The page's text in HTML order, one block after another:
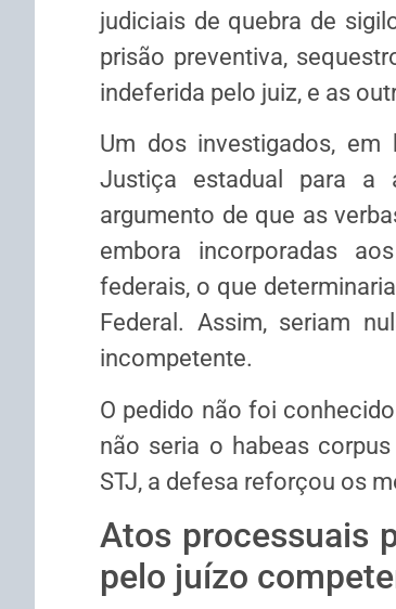
judiciais de quebra de
prisão preventiva,
indeferida pelo juiz, e as
Um dos investigados, em
Justiça estadual para a
argumento de que as
embora incorporadas
federais, o que
Federal. Assim, seriam
incompetente.
O pedido não foi
não seria o habeas corpus
STJ, a defesa reforçou os
Atos processuais
pelo juízo